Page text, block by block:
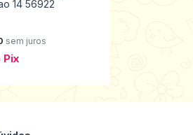
14 56922
sem juros
Pix